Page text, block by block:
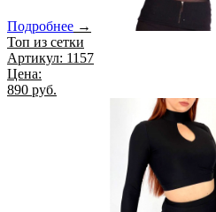
Подробнее →
Топ из сетки
Артикул: 1157
Цена:
890 руб.